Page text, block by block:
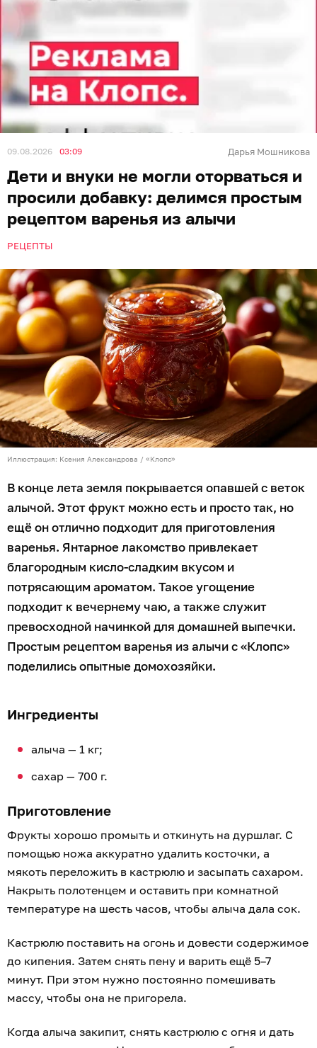
09.08.2026 03:09 Дарья Мошникова
Дети и внуки не могли оторваться и
просили добавку: делимся простым
рецептом варенья из алычи
РЕЦЕПТЫ
Иллюстрация: Ксения Александрова / «Клопс»
В конце лета земля покрывается опавшей с веток
алычой. Этот фрукт можно есть и просто так, но
ещё он отлично подходит для приготовления
варенья. Янтарное лакомство привлекает
благородным кисло-сладким вкусом и
потрясающим ароматом. Такое угощение
подходит к вечернему чаю, а также служит
превосходной начинкой для домашней выпечки.
Простым рецептом варенья из алычи с «Клопс»
поделились опытные домохозяйки.
Ингредиенты
алыча — 1 кг;
сахар — 700 г.
Приготовление
Фрукты хорошо промыть и откинуть на дуршлаг. С
помощью ножа аккуратно удалить косточки, а
мякоть переложить в кастрюлю и засыпать сахаром.
Накрыть полотенцем и оставить при комнатной
температуре на шесть часов, чтобы алыча дала сок.
Кастрюлю поставить на огонь и довести содержимое
до кипения. Затем снять пену и варить ещё 5–7
минут. При этом нужно постоянно помешивать
массу, чтобы она не пригорела.
Когда алыча закипит, снять кастрюлю с огня и дать